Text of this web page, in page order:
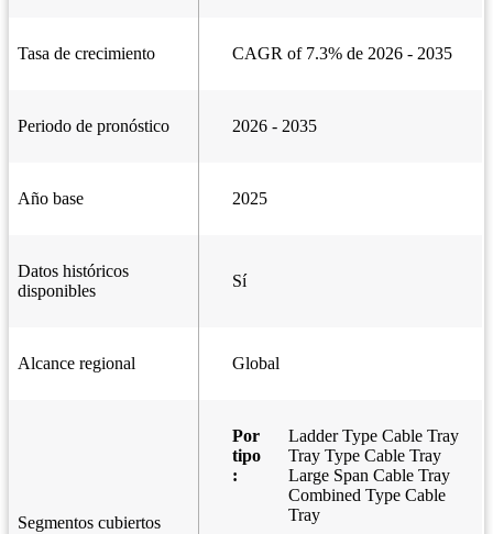
Tasa de crecimiento CAGR of 7.3% de 2026 - 2035
Periodo de pronóstico 2026 - 2035
Año base 2025
Datos históricos
disponibles
Sí
Alcance regional Global
Segmentos cubiertos
Por
tipo
:
Ladder Type Cable Tray
Tray Type Cable Tray
Large Span Cable Tray
Combined Type Cable
Tray